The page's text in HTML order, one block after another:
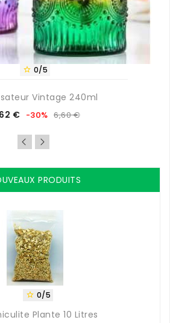
 0/5
Vintage 240ml
Prix
€ Prix
base
-30% 6,60 €
PRODUITS
 0/5
Plante 10 Litres